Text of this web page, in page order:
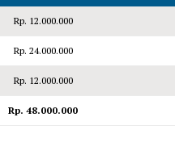
Rp. 12.000.000
Rp. 24.000.000
Rp. 12.000.000
Rp. 48.000.000